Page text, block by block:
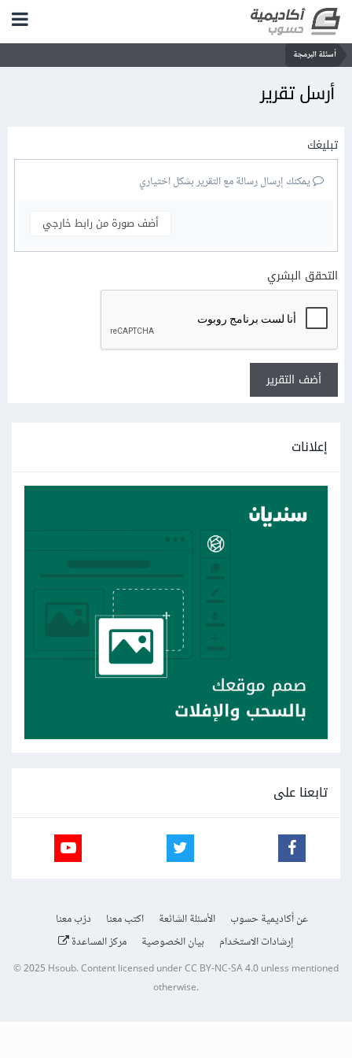
أسئلة البرمجة
أرسل تقرير
تبليغك
يمكنك إرسال رسالة مع التقرير بشكل اختياري
أضف صورة من رابط خارجي
التحقق البشري
أضف التقرير
إعلانات
تابعنا على
عن أكاديمية حسوب الأسئلة الشائعة اكتب معنا
درّب معنا
إرشادات الاستخدام
بيان الخصوصية مركز المساعدة
© 2025 Hsoub.Content licensed underCC BY-NC-SA 4.0unless mentioned
otherwise.